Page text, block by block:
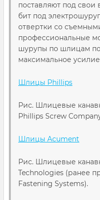
поставляют под свои
бит под
отвертки со
профессиональные
шурупы по шлицам
максимальное
Шлицы Phillips
Рис. Шлицевые
Phillips Screw
Шлицы Acument
Рис. Шлицевые
Technologies (ранее
Fastening Systems).